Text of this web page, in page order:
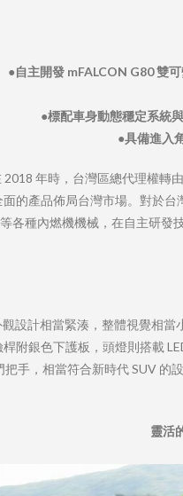
●自主開發 mFALCON G80 雙
●標配車身動態穩定系統
●具備進入
2018 年時，台灣區總代理權轉
的產品佈局台灣市場。對於
各種內燃機機械，在自主研發
設計相當緊湊，整體視覺相
附銀色下護板，頭燈則搭載
把手，相當符合新時代 SUV 的
靈活